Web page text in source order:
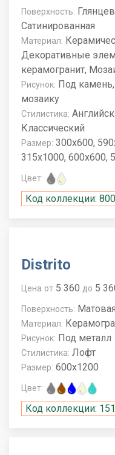
Поверхность:
Сатинированная
Материал:
Декоративные
керамогранит,
Рисунок: Под
мозаику
Стилистика:
Классический
Размер: 300x600,
315x1000, 600x600,
Цвет:
Код коллекции:
Distrito
Цена от 5 360 до 5
Поверхность: Матовая
Материал:
Рисунок: Под металл
Стилистика: Лофт
Размер: 600x1200
Цвет:
Код коллекции: